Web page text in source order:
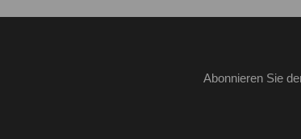
Abonnieren Sie